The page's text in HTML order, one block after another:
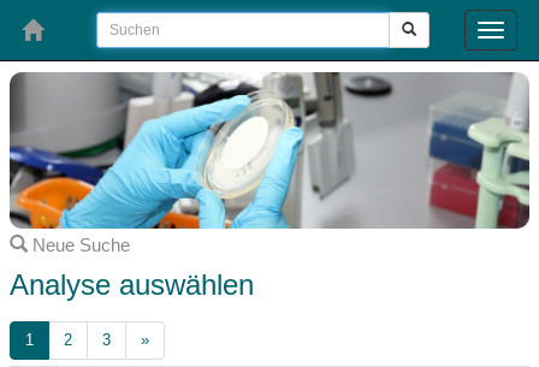
Toggle
Neue Suche
Analyse auswählen
1 2 3 »